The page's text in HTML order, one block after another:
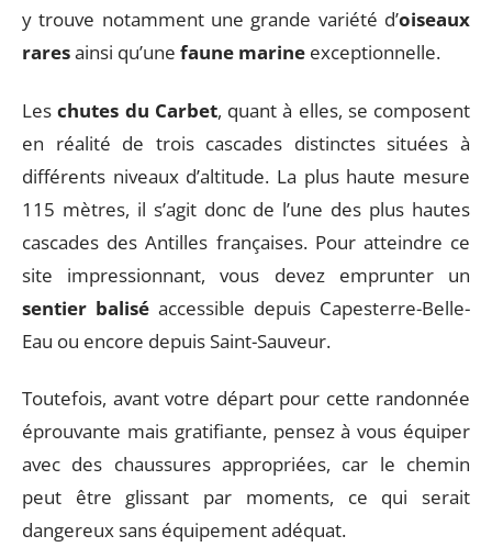
y trouve notamment une grande variété d’oiseaux
raresainsi qu’une faune marine exceptionnelle.
Leschutes du Carbet, quant à elles, se composent
en réalité de trois cascades distinctes situées à
différents niveaux d’altitude. La plus haute mesure
115 mètres, il s’agit donc de l’une des plus hautes
cascades des Antilles françaises. Pour atteindre ce
site impressionnant, vous devez emprunter un
sentier balisé accessible depuis Capesterre-Belle-
Eau ou encore depuis Saint-Sauveur.
Toutefois, avant votre départ pour cette randonnée
éprouvante mais gratifiante, pensez à vous équiper
avec des chaussures appropriées, car le chemin
peut être glissant par moments, ce qui serait
dangereux sans équipement adéquat.